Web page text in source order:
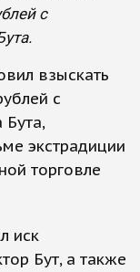
с
взыскать
с
Бута,
экстрадиции
торговле
иск
Бут, а также